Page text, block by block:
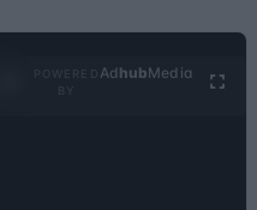
Ad hubMedia